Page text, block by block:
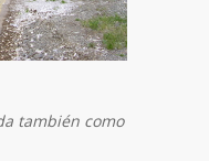
también como